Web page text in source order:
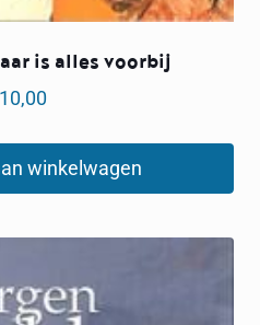
is alles voorbij
10,00
winkelwagen